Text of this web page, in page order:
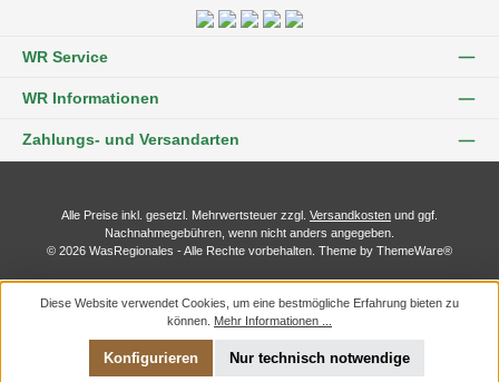
WR Service
WR Informationen
Zahlungs- und Versandarten
Alle Preise inkl. gesetzl. Mehrwertsteuer zzgl. Versandkosten und ggf.
Nachnahmegebühren, wenn nicht anders angegeben.
© 2026 WasRegionales - Alle Rechte vorbehalten. Theme by ThemeWare®
Diese Website verwendet Cookies, um eine bestmögliche Erfahrung bieten zu
können. Mehr Informationen ...
Nur technisch notwendige
Konfigurieren